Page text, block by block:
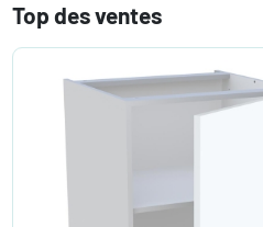
Top des ventes